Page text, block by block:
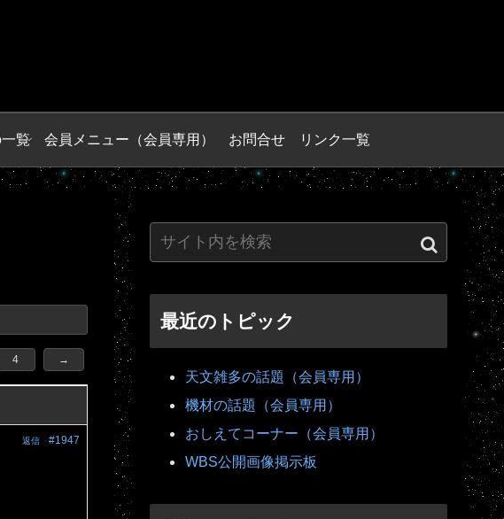
覧 会員メニュー（会員専用） お問合せ リンク一覧
4 →
#1947
返信
最近のトピック
天文雑多の話題（会員専用）
機材の話題（会員専用）
おしえてコーナー（会員専用）
WBS公開画像掲示板